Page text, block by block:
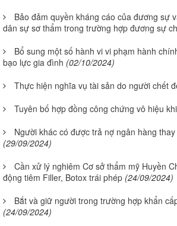
Bảo đảm quyền kháng cáo của đương sự
dân sự sơ thẩm trong trường hợp đương sự
Bổ sung một số hành vi vi phạm hành
bạo lực gia đình (02/10/2024)
Thực hiện nghĩa vụ tài sản do người chết
Tuyên bố hợp đồng công chứng vô hiệu
Người khác có được trả nợ ngân hàng
(29/09/2024)
Cần xử lý nghiêm Cơ sở thẩm mỹ Huyền
động tiêm Filler, Botox trái phép (24/09/2024)
Bắt và giữ người trong trường hợp khẩn
(24/09/2024)